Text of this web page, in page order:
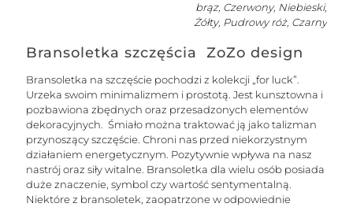
brąz, Czerwony, Niebieski,
Żółty, Pudrowy róż, Czarny
Bransoletka szczęścia ZoZo design
Bransoletka na szczęście pochodzi z kolekcji „for luck”.
Urzeka swoim minimalizmem i prostotą. Jest kunsztowna i
pozbawiona zbędnych oraz przesadzonych elementów
dekoracyjnych. Śmiało można traktować ją jako talizman
przynoszący szczęście. Chroni nas przed niekorzystnym
działaniem energetycznym. Pozytywnie wpływa na nasz
nastrój oraz siły witalne. Bransoletka dla wielu osób posiada
duże znaczenie, symbol czy wartość sentymentalną.
Niektóre z bransoletek, zaopatrzone w odpowiednie